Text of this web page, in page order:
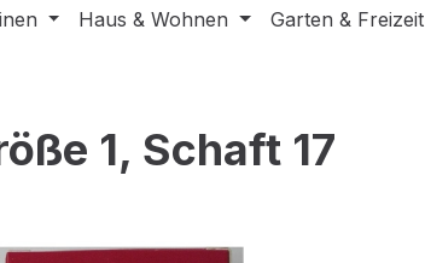
Haus & Wohnen Garten & Freizeit
1, Schaft 17